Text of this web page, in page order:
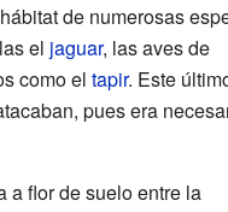
de numerosas
el jaguar, las aves de
como el tapir. Este
pues era
a flor de suelo entre la